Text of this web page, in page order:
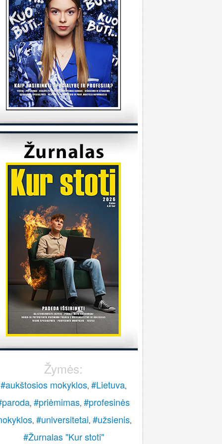
KVK
Utenos kolegija
kada reikėtu kreiptis del užskaitymu
iš pabaigtos kolegijos/profesines
? Ir kur reikia kreiptis? Ačiū
kreiptis reikia prasidėjus studijų metams
katedrą, kuriai priklauso Jūsų studijų programa.
Sandra
Klaipėdos universitetas
metu į Geografijos studijų programą priimti
studentai.
Vilniaus universitetas
diena, dėkojame už laišką. Dėl
studijų plano kreipkitės į
kuriame studijuojate, studijų skyrių.
galite rasti čia:
www.vu.lt/studentams/paslaugos-
akademinis-konsultavimas.
Pasieniečių mokykla
norėjau pasiklaust jeigu turi anglų ir
valstybinį, turi B kategorija, bet gal šiek
fiziškai silpnesnis esi tinkamas tarnybai? Ar
prasme fizo įskaita yra pagrindinis dalykas
į pasieniečių mokyklą?
Lietuvos policijos mokykla
paskambinkite 070060076.
Žymės:
#aukštosios mokyklos, #Lietuva,
, #priėmimas, #profesinės
, #universitetai, #užsienis,
#Žurnalas "Kur stoti"